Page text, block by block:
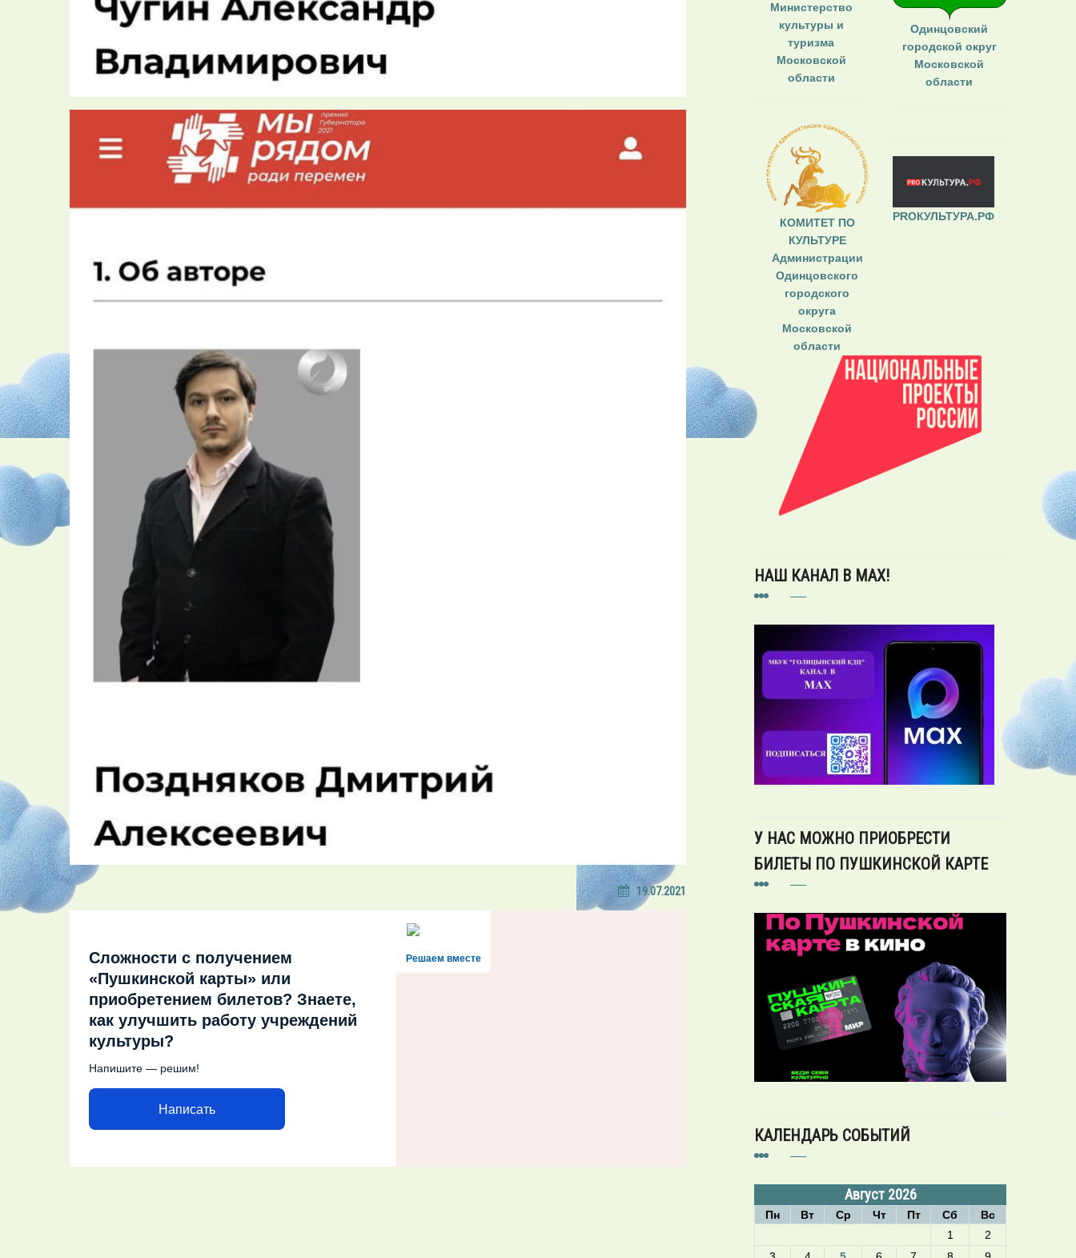
19.07.2021
Решаем вместе
Сложности с получением
«Пушкинской карты» или
приобретением билетов? Знаете,
как улучшить работу учреждений
культуры?
Напишите — решим!
Написать
Министерство
культуры и
туризма
Московской
области
Одинцовский
городской округ
Московской
области
КОМИТЕТ ПО
КУЛЬТУРЕ
Администрации
Одинцовского
городского
округа
Московской
области
PROКУЛЬТУРА.РФ
НАШ КАНАЛ В MAX!
У НАС МОЖНО ПРИОБРЕСТИ
БИЛЕТЫ ПО ПУШКИНСКОЙ КАРТЕ
КАЛЕНДАРЬ СОБЫТИЙ
Август 2026
Пн Вт Ср Чт Пт Сб
Вс
1
2